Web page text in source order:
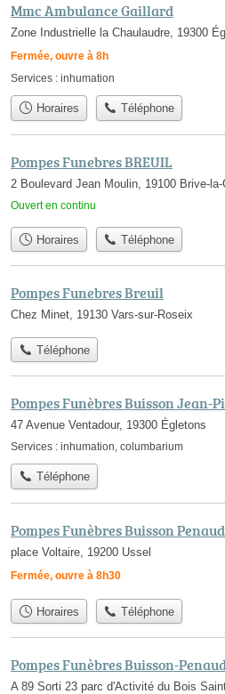
Mmc Ambulance Gaillard
Zone Industrielle la Chaulaudre, 19300
Fermée, ouvre à 8h
Services : inhumation
Horaires Téléphone
Pompes Funebres BREUIL
2 Boulevard Jean Moulin, 19100 Brive-la-
Ouvert en continu
Horaires Téléphone
Pompes Funebres Breuil
Chez Minet, 19130 Vars-sur-Roseix
Téléphone
Pompes Funèbres Buisson Jean-
47 Avenue Ventadour, 19300 Égletons
Services : inhumation, columbarium
Téléphone
Pompes Funèbres Buisson
place Voltaire, 19200 Ussel
Fermée, ouvre à 8h30
Horaires Téléphone
Pompes Funèbres Buisson-
A 89 Sorti 23 parc d'Activité du Bois